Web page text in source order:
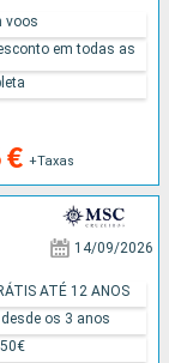
€ +Taxas
voos
em todas as
14/09/2026
ATÉ 12 ANOS
os 3 anos